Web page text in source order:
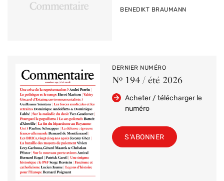
PAR
BENEDIKT BRAUMANN
DERNIER NUMÉRO
Nº 194 / été 2026
Acheter / télécharger le
numéro
S'ABONNER